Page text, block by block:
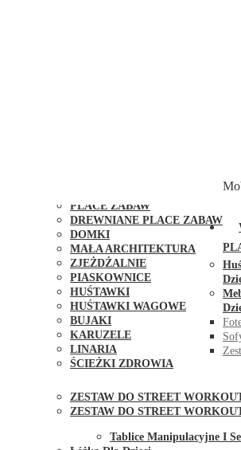
PLACE ZABAW
DREWNIANE PLACE ZABAW
DOMKI
MAŁA ARCHITEKTURA
ZJEŻDŻALNIE
PIASKOWNICE
HUŚTAWKI
HUŚTAWKI WAGOWE
BUJAKI
KARUZELE
LINARIA
ŚCIEŻKI ZDROWIA
ZESTAW DO STREET
ZESTAW DO STREET
Tablice Manipulacyjne I